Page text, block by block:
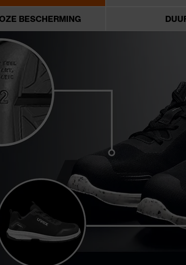
BESCHERMING